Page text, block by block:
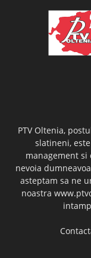
PTV Oltenia,
slatineni,
management
nevoia
asteptam sa ne
noastra